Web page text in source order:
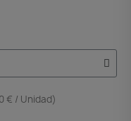
€ / Unidad)